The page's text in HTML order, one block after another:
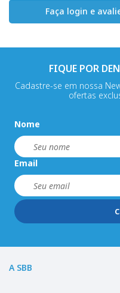
Faça login e
FIQUE POR
Cadastre-se em nossa
ofertas
Nome
Email
A SBB